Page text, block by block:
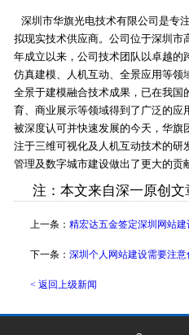
深圳市华旗光电技术有限公司是专
拟现实技术供应商。公司位于深圳
年成立以来，公司技术团队以卓越的
仿真建模、人机互动、全景应用等领
全景于建模融合技术成果，已在我国
育、商业展示等领域得到了广泛的应
被深度认可并快速发展的今天，华旗
注于三维可视化及人机互动技术的研
管理及数字城市建设做出了更大的贡
注：本文来自深一原创
上一条： 精宏达五金签定深圳网站建
下一条： 深圳个人网站建设需要注意
< 返回上级新闻